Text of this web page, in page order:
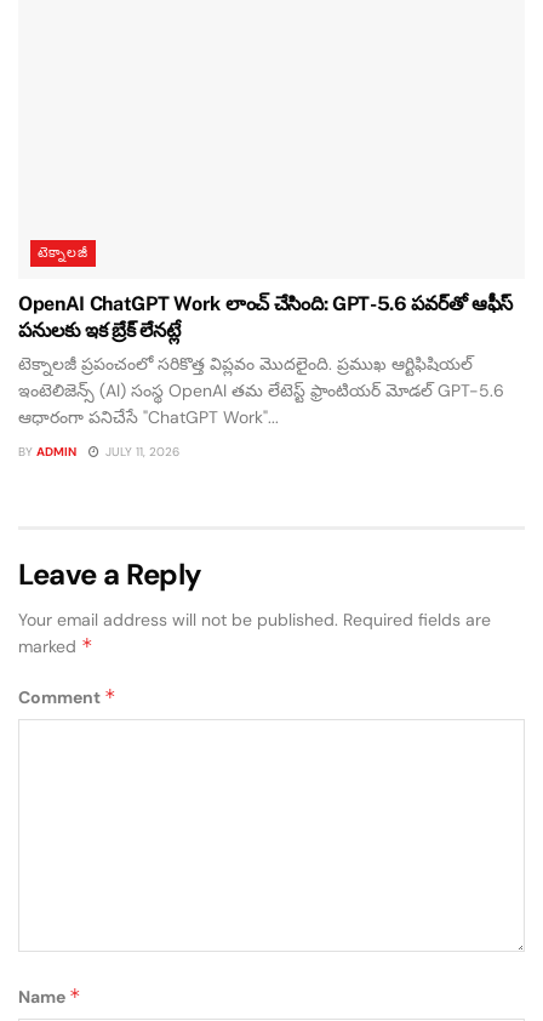
టెక్నాలజీ
OpenAI ChatGPT Work లాంచ్ చేసింది: GPT-5.6 పవర్‌తో ఆఫీస్
పనులకు ఇక బ్రేక్ లేనట్లే
టెక్నాలజీ ప్రపంచంలో సరికొత్త విప్లవం మొదలైంది. ప్రముఖ ఆర్టిఫిషియల్
ఇంటెలిజెన్స్ (AI) సంస్థ OpenAI తమ లేటెస్ట్ ఫ్రాంటియర్ మోడల్ GPT-5.6
ఆధారంగా పనిచేసే "ChatGPT Work"...
BY ADMIN JULY 11, 2026
Leave a Reply
Your email address will not be published. Required fields are
marked *
Comment *
Name *